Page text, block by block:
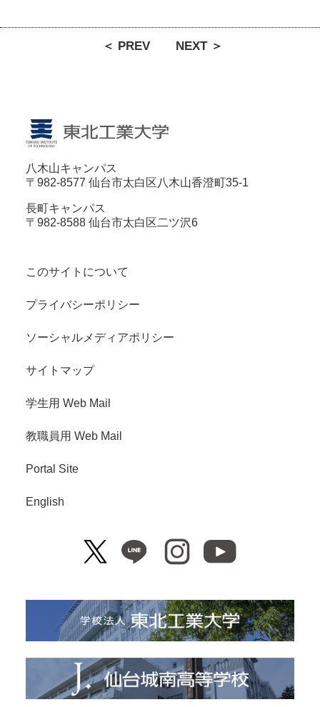
＜ PREV NEXT ＞
八木山キャンパス
〒982-8577 仙台市太白区八木山香澄町35-1
長町キャンパス
〒982-8588 仙台市太白区二ツ沢6
このサイトについて
プライバシーポリシー
ソーシャルメディアポリシー
サイトマップ
学生用 Web Mail
教職員用 Web Mail
Portal Site
English